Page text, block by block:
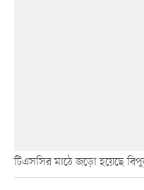
টিএসসির মাঠে জড়ো হয়েছে